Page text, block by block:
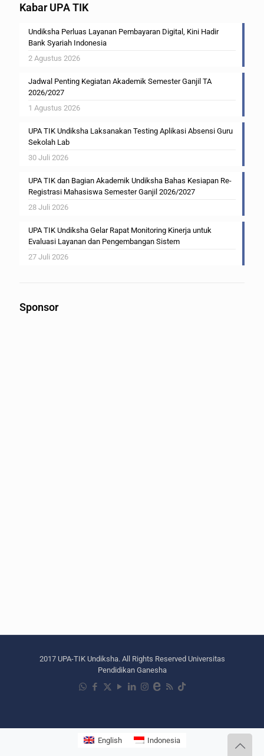
Kabar UPA TIK
Undiksha Perluas Layanan Pembayaran Digital, Kini Hadir
Bank Syariah Indonesia
2 Agustus 2026
Jadwal Penting Kegiatan Akademik Semester Ganjil TA
2026/2027
1 Agustus 2026
UPA TIK Undiksha Laksanakan Testing Aplikasi Absensi Guru
Sekolah Lab
30 Juli 2026
UPA TIK dan Bagian Akademik Undiksha Bahas Kesiapan Re-
Registrasi Mahasiswa Semester Ganjil 2026/2027
28 Juli 2026
UPA TIK Undiksha Gelar Rapat Monitoring Kinerja untuk
Evaluasi Layanan dan Pengembangan Sistem
27 Juli 2026
Sponsor
2017 UPA-TIK Undiksha. All Rights Reserved Universitas
Pendidikan Ganesha
English Indonesia